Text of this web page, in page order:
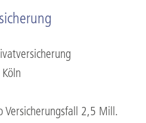
Versicherungsfall 2,5 Mill.